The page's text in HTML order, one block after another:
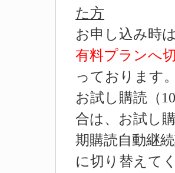
た方
お申し込み時
有料プランへ
っております
お試し購読（
合は、お試し
期購読自動継
に切り替えて